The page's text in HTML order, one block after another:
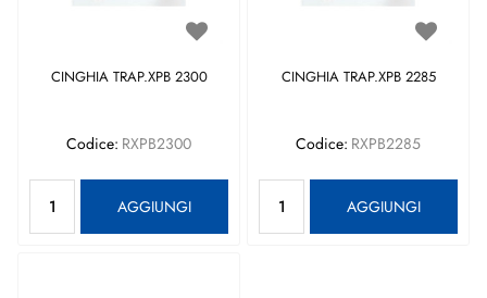
CINGHIA TRAP.XPB 2300
Codice: RXPB2300
AGGIUNGI
CINGHIA TRAP.XPB 2285
Codice: RXPB2285
AGGIUNGI